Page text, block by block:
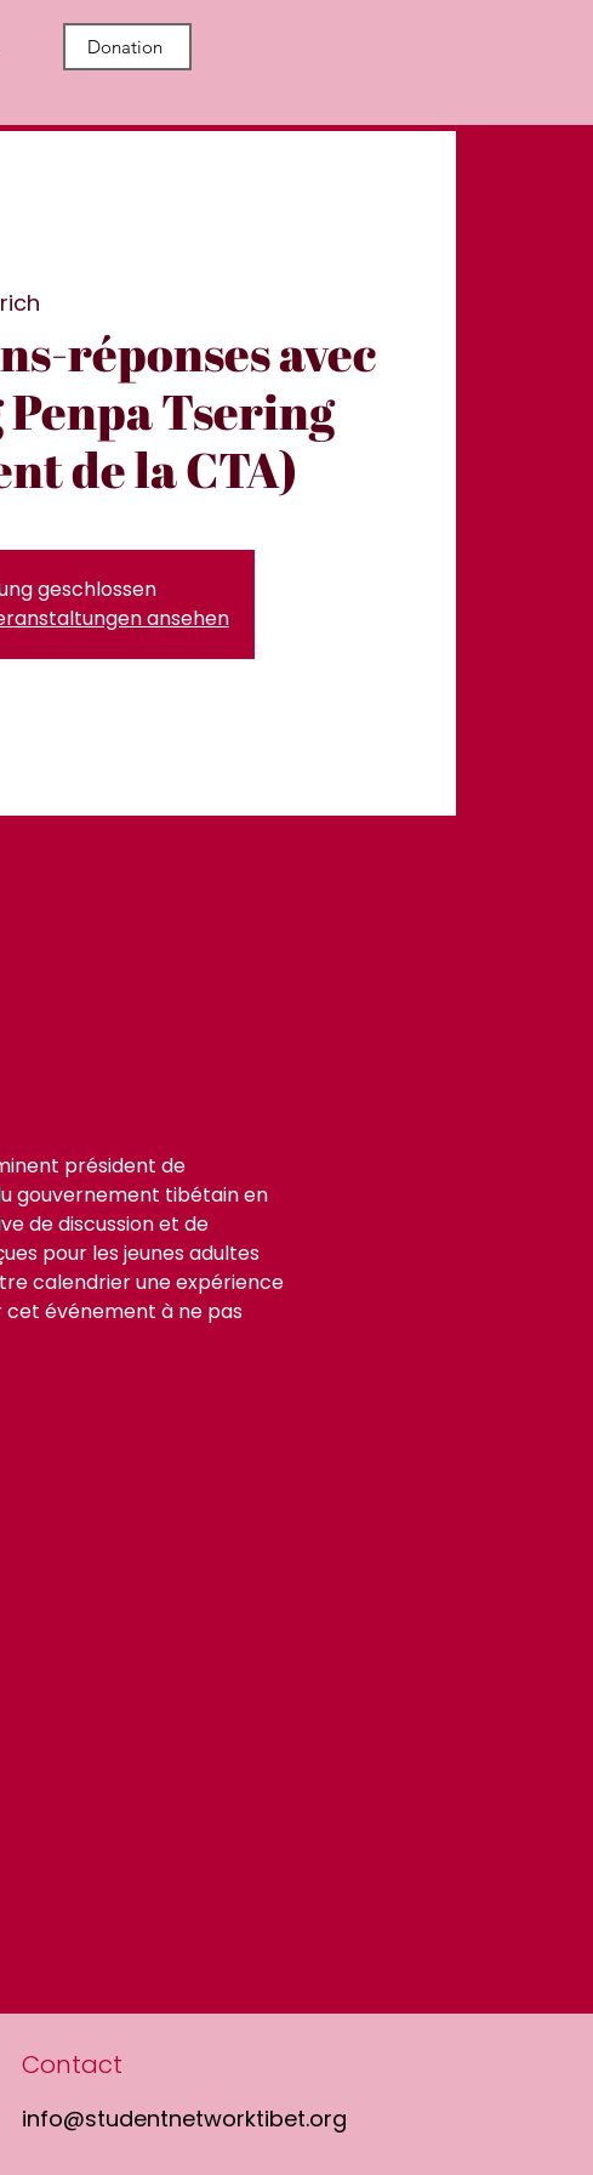
Donation
réponses avec
Tsering
de la CTA)
geschlossen
ansehen
président de
gouvernement tibétain en
de discussion et de
pour les jeunes adultes
calendrier une expérience
cet événement à ne pas
Contact
info@studentnetworktibet.org